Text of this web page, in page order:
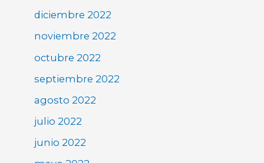
diciembre 2022
noviembre 2022
octubre 2022
septiembre 2022
agosto 2022
julio 2022
junio 2022